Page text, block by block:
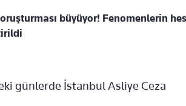
büyüyor! Fenomenlerin
günlerde İstanbul Asliye Ceza